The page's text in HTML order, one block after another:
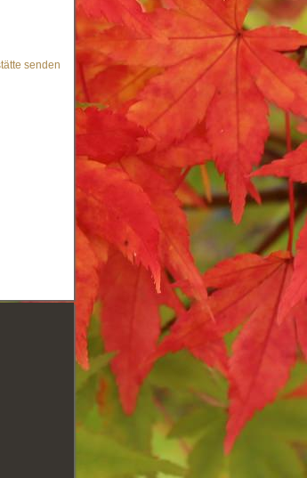
senden